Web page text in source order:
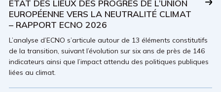
ÉTAT DES LIEUX DES PROGRÈS DE L’UNION
EUROPÉENNE VERS LA NEUTRALITÉ CLIMAT
– RAPPORT ECNO 2026
L’analyse d’ECNO s’articule autour de 13 éléments constitutifs
de la transition, suivant l’évolution sur six ans de près de 146
indicateurs ainsi que l’impact attendu des politiques publiques
liées au climat.